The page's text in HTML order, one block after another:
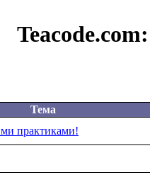
Тема
практиками!